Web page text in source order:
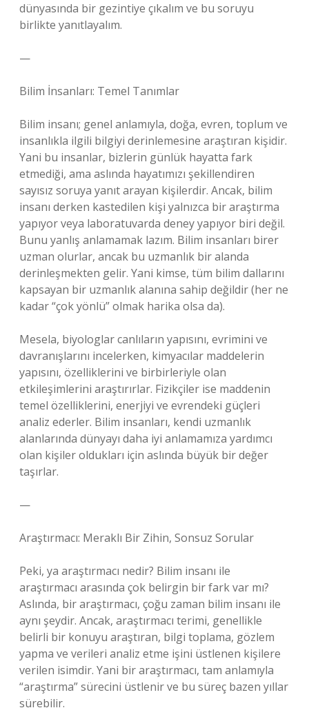
dünyasında bir gezintiye çıkalım ve bu soruyu
birlikte yanıtlayalım.
—
Bilim İnsanları: Temel Tanımlar
Bilim insanı; genel anlamıyla, doğa, evren, toplum ve
insanlıkla ilgili bilgiyi derinlemesine araştıran kişidir.
Yani bu insanlar, bizlerin günlük hayatta fark
etmediği, ama aslında hayatımızı şekillendiren
sayısız soruya yanıt arayan kişilerdir. Ancak, bilim
insanı derken kastedilen kişi yalnızca bir araştırma
yapıyor veya laboratuvarda deney yapıyor biri değil.
Bunu yanlış anlamamak lazım. Bilim insanları birer
uzman olurlar, ancak bu uzmanlık bir alanda
derinleşmekten gelir. Yani kimse, tüm bilim dallarını
kapsayan bir uzmanlık alanına sahip değildir (her ne
kadar “çok yönlü” olmak harika olsa da).
Mesela, biyologlar canlıların yapısını, evrimini ve
davranışlarını incelerken, kimyacılar maddelerin
yapısını, özelliklerini ve birbirleriyle olan
etkileşimlerini araştırırlar. Fizikçiler ise maddenin
temel özelliklerini, enerjiyi ve evrendeki güçleri
analiz ederler. Bilim insanları, kendi uzmanlık
alanlarında dünyayı daha iyi anlamamıza yardımcı
olan kişiler oldukları için aslında büyük bir değer
taşırlar.
—
Araştırmacı: Meraklı Bir Zihin, Sonsuz Sorular
Peki, ya araştırmacı nedir? Bilim insanı ile
araştırmacı arasında çok belirgin bir fark var mı?
Aslında, bir araştırmacı, çoğu zaman bilim insanı ile
aynı şeydir. Ancak, araştırmacı terimi, genellikle
belirli bir konuyu araştıran, bilgi toplama, gözlem
yapma ve verileri analiz etme işini üstlenen kişilere
verilen isimdir. Yani bir araştırmacı, tam anlamıyla
“araştırma” sürecini üstlenir ve bu süreç bazen yıllar
sürebilir.